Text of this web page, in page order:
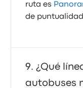
ruta es
de
¿Qué
autobuses